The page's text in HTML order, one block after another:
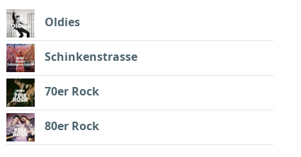
Oldies
Schinkenstrasse
70er Rock
80er Rock